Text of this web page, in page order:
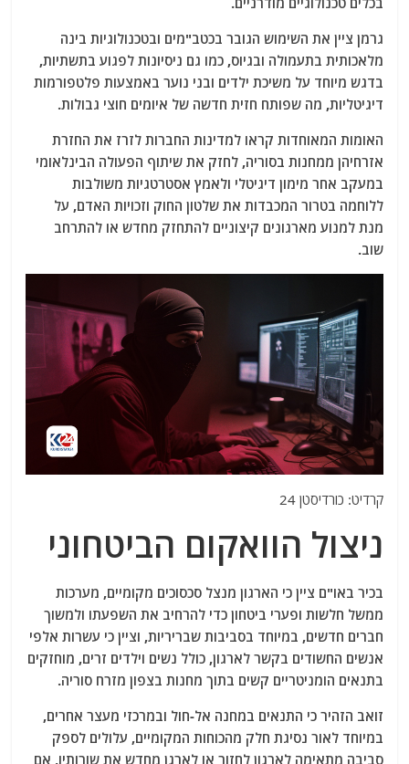
גרמן ציין את השימוש הגובר בכטב"מים ובטכנולוגיות בינה
מלאכותית בתעמולה ובגיוס, כמו גם ניסיונות לפגוע בתשתיות,
בדגש מיוחד על משיכת ילדים ובני נוער באמצעות פלטפורמות
דיגיטליות, מה שפותח חזית חדשה של איומים חוצי גבולות.
האומות המאוחדות קראו למדינות החברות לזרז את החזרת
אזרחיהן ממחנות בסוריה, לחזק את שיתוף הפעולה הבינלאומי
במעקב אחר מימון דיגיטלי ולאמץ אסטרטגיות משולבות
ללוחמה בטרור המכבדות את שלטון החוק וזכויות האדם, על
מנת למנוע מארגונים קיצוניים להתחזק מחדש או להתרחב
שוב.
קרדיט: כורדיסטן 24
ניצול הוואקום הביטחוני
בכיר באו"ם ציין כי הארגון מנצל סכסוכים מקומיים, מערכות
ממשל חלשות ופערי ביטחון כדי להרחיב את השפעתו ולמשוך
חברים חדשים, במיוחד בסביבות שבריריות, וציין כי עשרות אלפי
אנשים החשודים בקשר לארגון, כולל נשים וילדים זרים, מוחזקים
בתנאים הומניטריים קשים בתוך מחנות בצפון מזרח סוריה.
זואב הזהיר כי התנאים במחנה אל-חול ובמרכזי מעצר אחרים,
במיוחד לאור נסיגת חלק מהכוחות המקומיים, עלולים לספק
סביבה מתאימה לארגון לחזור או לארגן מחדש את שורותיו, אם